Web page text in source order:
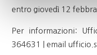
entro giovedì 12
Per informazioni:
364631 | email